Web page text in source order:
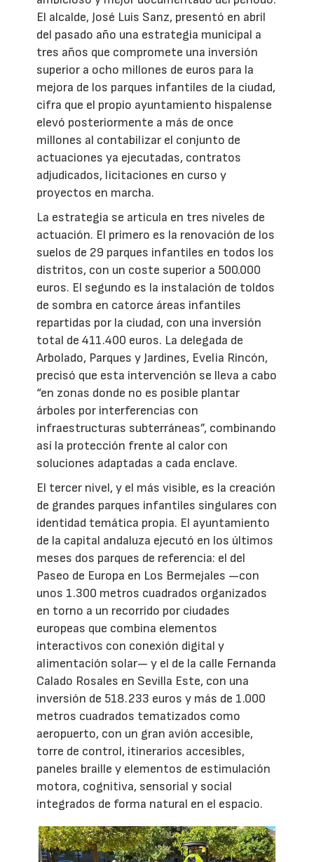
El alcalde, José Luis Sanz, presentó en abril
del pasado año una estrategia municipal a
tres años que compromete una inversión
superior a ocho millones de euros para la
mejora de los parques infantiles de la ciudad,
cifra que el propio ayuntamiento hispalense
elevó posteriormente a más de once
millones al contabilizar el conjunto de
actuaciones ya ejecutadas, contratos
adjudicados, licitaciones en curso y
proyectos en marcha.
La estrategia se articula en tres niveles de
actuación. El primero es la renovación de los
suelos de 29 parques infantiles en todos los
distritos, con un coste superior a 500.000
euros. El segundo es la instalación de toldos
de sombra en catorce áreas infantiles
repartidas por la ciudad, con una inversión
total de 411.400 euros. La delegada de
Arbolado, Parques y Jardines, Evelia Rincón,
precisó que esta intervención se lleva a cabo
“en zonas donde no es posible plantar
árboles por interferencias con
infraestructuras subterráneas”, combinando
así la protección frente al calor con
soluciones adaptadas a cada enclave.
El tercer nivel, y el más visible, es la creación
de grandes parques infantiles singulares con
identidad temática propia. El ayuntamiento
de la capital andaluza ejecutó en los últimos
meses dos parques de referencia: el del
Paseo de Europa en Los Bermejales —con
unos 1.300 metros cuadrados organizados
en torno a un recorrido por ciudades
europeas que combina elementos
interactivos con conexión digital y
alimentación solar— y el de la calle Fernanda
Calado Rosales en Sevilla Este, con una
inversión de 518.233 euros y más de 1.000
metros cuadrados tematizados como
aeropuerto, con un gran avión accesible,
torre de control, itinerarios accesibles,
paneles braille y elementos de estimulación
motora, cognitiva, sensorial y social
integrados de forma natural en el espacio.